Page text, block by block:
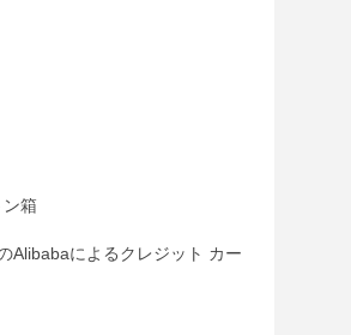
ン箱
Alibabaによるクレジット カー